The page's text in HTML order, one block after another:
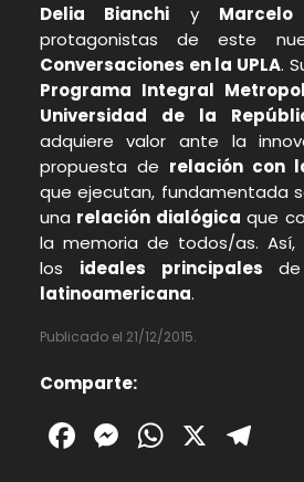
Delia Bianchi y Marcelo
protagonistas de este
Conversaciones en la UPLA.
Programa Integral
Universidad de la
adquiere valor ante la
propuesta de relación con
que ejecutan, fundamentada
una relación dialógica que
la memoria de todos/as. Así,
los ideales principales
latinoamericana.
Publicado el 21/12/2015.
Comparte:
Facebook
Messenger
X